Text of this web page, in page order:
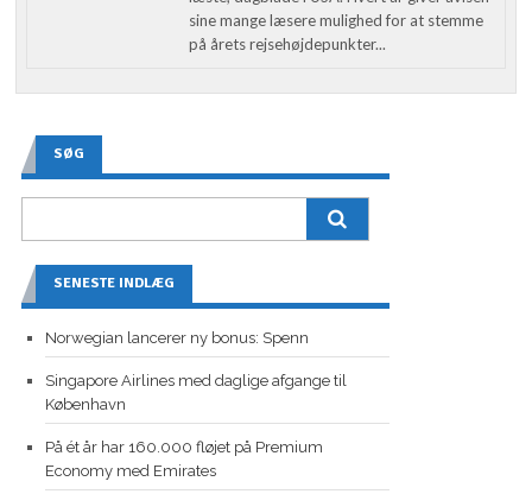
sine mange læsere mulighed for at stemme
på årets rejsehøjdepunkter...
SØG
SENESTE INDLÆG
Norwegian lancerer ny bonus: Spenn
Singapore Airlines med daglige afgange til
København
På ét år har 160.000 fløjet på Premium
Economy med Emirates